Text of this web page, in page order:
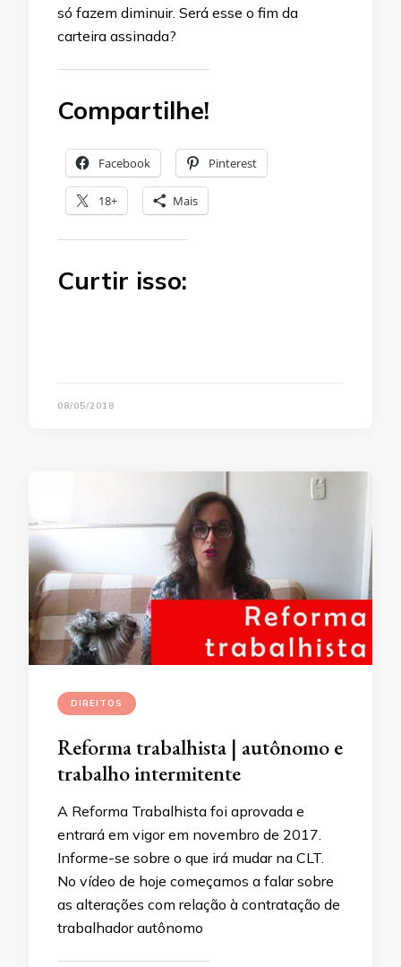
só fazem diminuir. Será esse o fim da
carteira assinada?
Compartilhe!
Facebook Pinterest
18+ Mais
Curtir isso:
08/05/2018
DIREITOS
Reforma trabalhista | autônomo e
trabalho intermitente
A Reforma Trabalhista foi aprovada e
entrará em vigor em novembro de 2017.
Informe-se sobre o que irá mudar na CLT.
No vídeo de hoje começamos a falar sobre
as alterações com relação à contratação de
trabalhador autônomo